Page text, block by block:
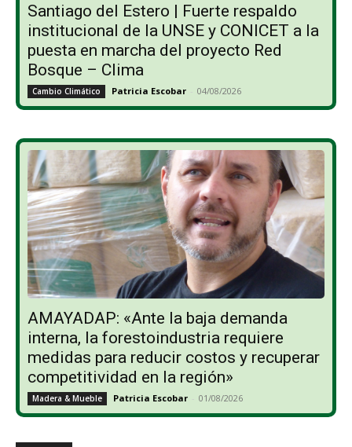
Santiago del Estero | Fuerte respaldo
institucional de la UNSE y CONICET a la
puesta en marcha del proyecto Red
Bosque – Clima
Cambio Climático Patricia Escobar - 04/08/2026
AMAYADAP: «Ante la baja demanda
interna, la forestoindustria requiere
medidas para reducir costos y recuperar
competitividad en la región»
Madera & Mueble Patricia Escobar - 01/08/2026